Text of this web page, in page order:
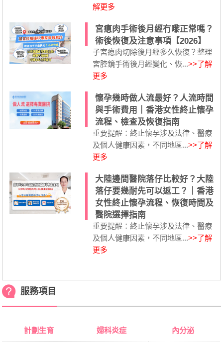
解更多
宮瘜肉手術後月經冇嚟正常嗎？
術後恢復及注意事項【2026】
子宮瘜肉切除後月經多久恢復？整理
宮腔鏡手術後月經變化、恢...>>了解
更多
懷孕幾時做人流最好？人流時間
與手術費用｜香港女性終止懷孕
流程、檢查及恢復指南
重要提醒：終止懷孕涉及法律、醫療
及個人健康因素，不同地區...>>了解
更多
大陸邊間醫院落仔比較好？大陸
落仔要幾耐先可以返工？｜香港
女性終止懷孕流程、恢復時間及
醫院選擇指南
重要提醒：終止懷孕涉及法律、醫療
及個人健康因素，不同地區...>>了解
更多
服務項目
計劃生育 婦科炎症 內分泌